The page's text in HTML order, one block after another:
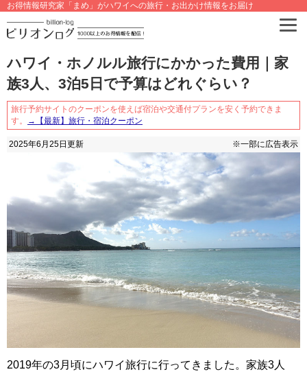
お得情報研究家「まめ」がハワイへの旅行・お出かけ情報をお届け
ハワイ・ホノルル旅行にかかった費用｜家
族3人、3泊5日で予算はどれぐらい？
旅行予約サイトのクーポンを使えば宿泊や交通付プランを安く予約できま
す。
→【最新】旅行・宿泊クーポン
2025年6月25日 更新 ※一部に広告表示
2019年の3月頃にハワイ旅行に行ってきました。家族3人